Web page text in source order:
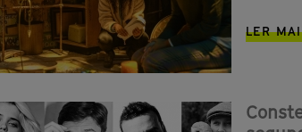
LER